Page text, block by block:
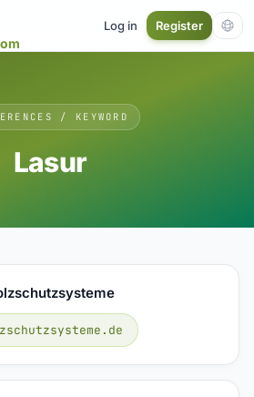
Log in Register
/ KEYWORD
Lasur